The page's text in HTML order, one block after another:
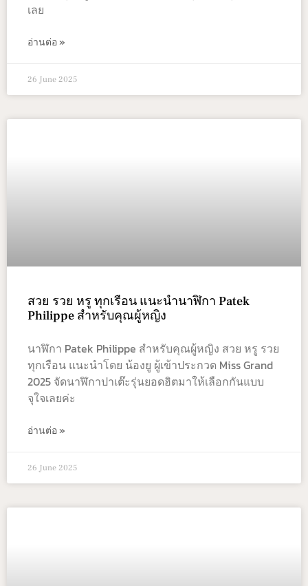
เลย
อ่านต่อ »
26 June 2025
สวย รวย หรู ทุกเรือน แนะนำนาฬิกา Patek
Philippe สำหรับคุณผู้หญิง
นาฬิกา Patek Philippe สำหรับคุณผู้หญิง สวย หรู รวย
ทุกเรือน แนะนำโดย น้องยู ผู้เข้าประกวด Miss Grand
2025 จัดนาฬิกาปาเต๊ะรุ่นยอดฮิตมาให้เลือกกันแบบ
จุใจเลยค่ะ
อ่านต่อ »
26 June 2025